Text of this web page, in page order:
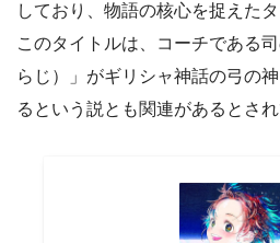
しており、物語の核心を捉えた
このタイトルは、コーチである
らじ）」がギリシャ神話の弓の
るという説とも関連があるとされ